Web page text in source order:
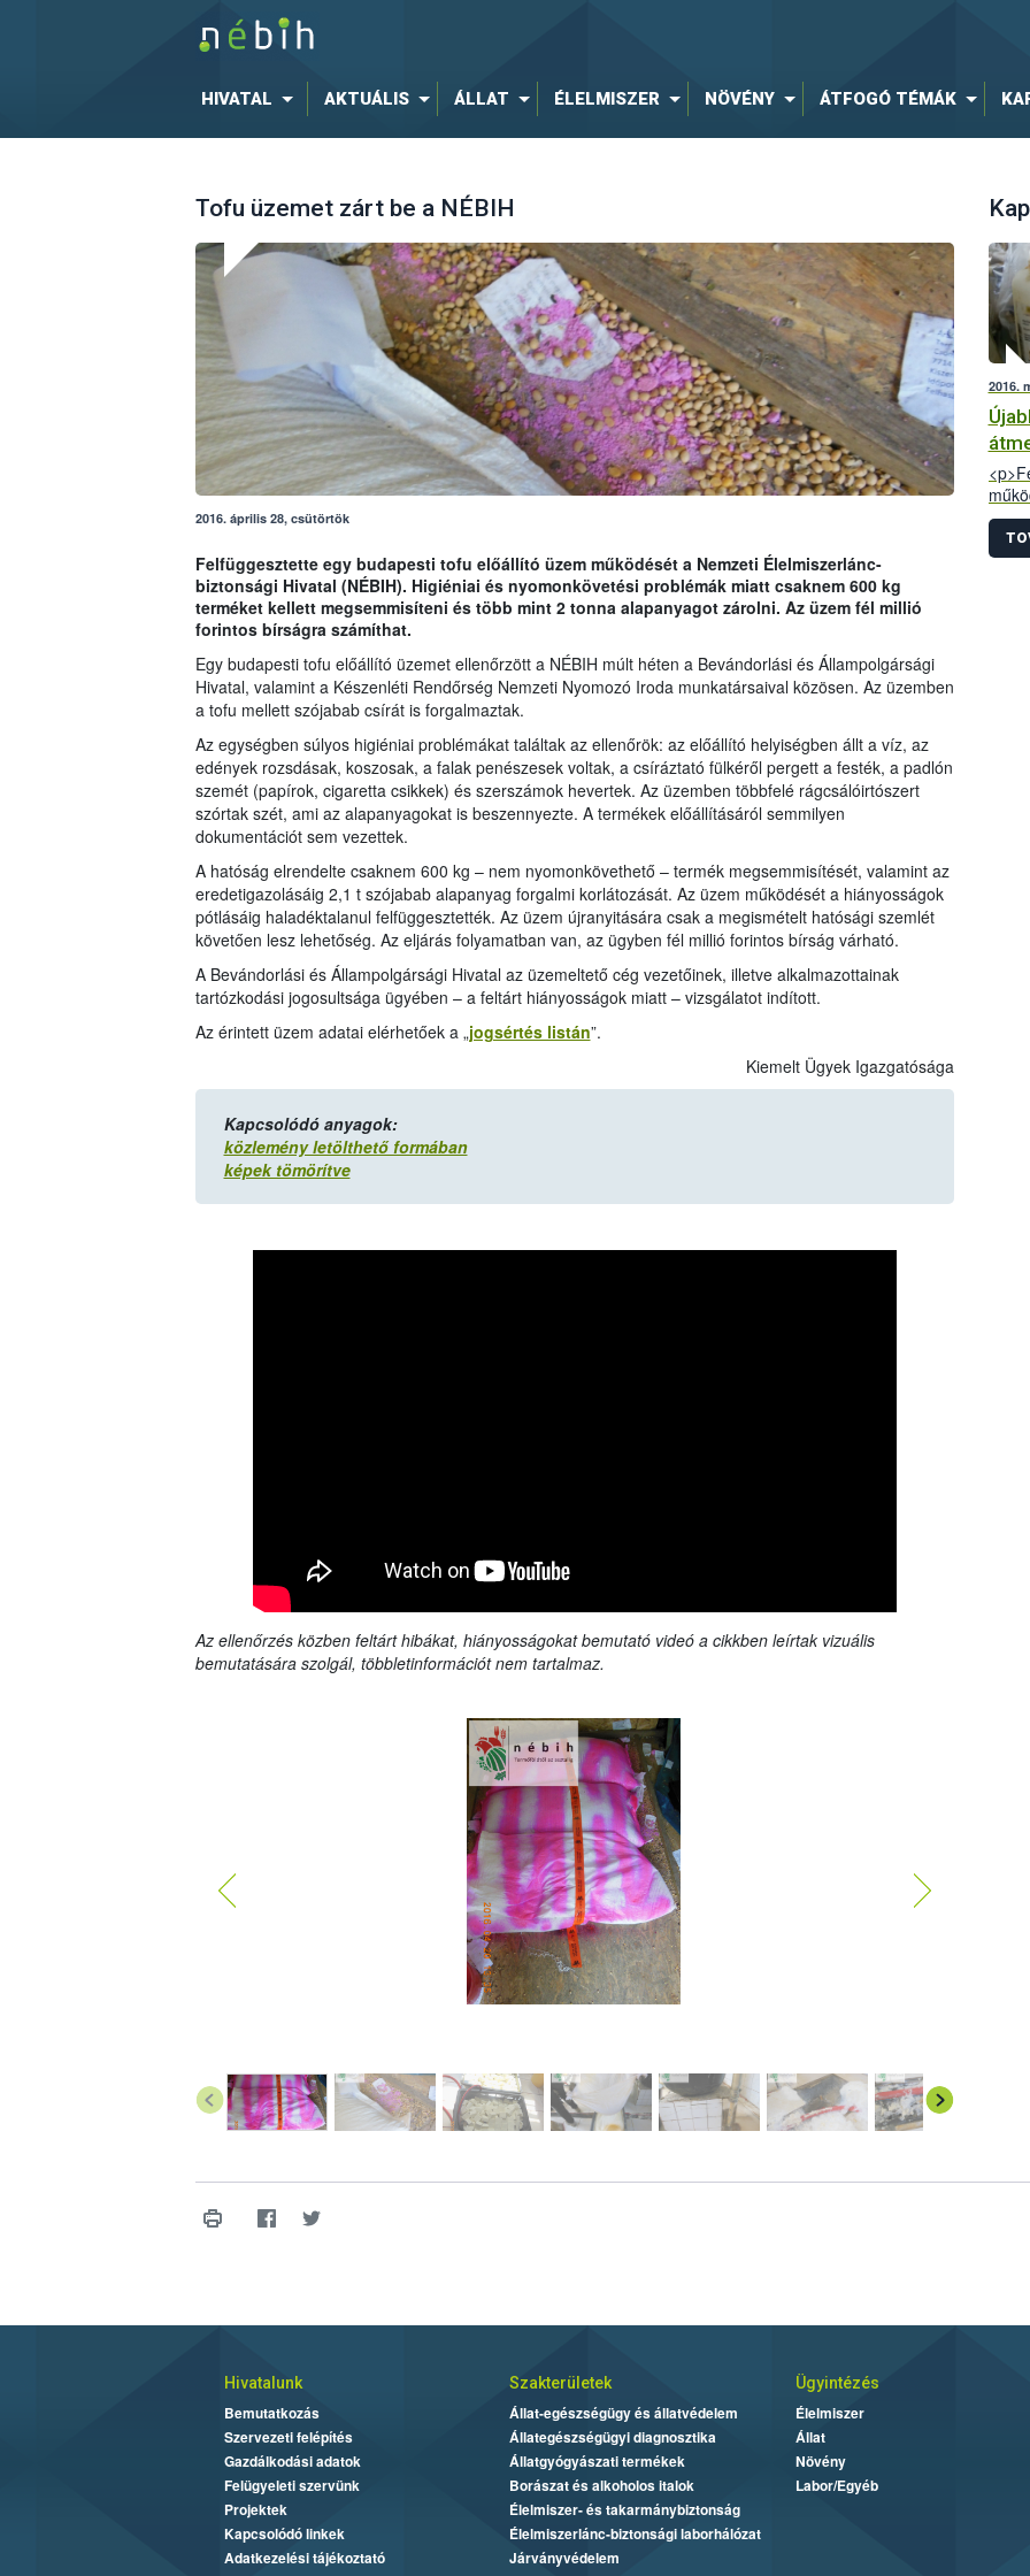
HIVATAL AKTUÁLIS ÁLLAT ÉLELMISZER NÖVÉNY ÁTFOGÓ TÉMÁK
Tofu üzemet zárt be a NÉBIH
2016. április 28, csütörtök
Felfüggesztette egy budapesti tofu előállító üzem működését a Nemzeti Élelmiszerlánc-
biztonsági Hivatal (NÉBIH). Higiéniai és nyomonkövetési problémák miatt csaknem 600 kg
terméket kellett megsemmisíteni és több mint 2 tonna alapanyagot zárolni. Az üzem fél millió
forintos bírságra számíthat.
Egy budapesti tofu előállító üzemet ellenőrzött a NÉBIH múlt héten a Bevándorlási és Állampolgársági
Hivatal, valamint a Készenléti Rendőrség Nemzeti Nyomozó Iroda munkatársaival közösen. Az üzemben
a tofu mellett szójabab csírát is forgalmaztak.
Az egységben súlyos higiéniai problémákat találtak az ellenőrök: az előállító helyiségben állt a víz, az
edények rozsdásak, koszosak, a falak penészesek voltak, a csíráztató fülkéről pergett a festék, a padlón
szemét (papírok, cigaretta csikkek) és szerszámok hevertek. Az üzemben többfelé rágcsálóirtószert
szórtak szét, ami az alapanyagokat is beszennyezte. A termékek előállításáról semmilyen
dokumentációt sem vezettek.
A hatóság elrendelte csaknem 600 kg – nem nyomonkövethető – termék megsemmisítését, valamint az
eredetigazolásáig 2,1 t szójabab alapanyag forgalmi korlátozását. Az üzem működését a hiányosságok
pótlásáig haladéktalanul felfüggesztették. Az üzem újranyitására csak a megismételt hatósági szemlét
követően lesz lehetőség. Az eljárás folyamatban van, az ügyben fél millió forintos bírság várható.
A Bevándorlási és Állampolgársági Hivatal az üzemeltető cég vezetőinek, illetve alkalmazottainak
tartózkodási jogosultsága ügyében – a feltárt hiányosságok miatt – vizsgálatot indított.
Az érintett üzem adatai elérhetőek a „jogsértés listán”.
Kiemelt Ügyek Igazgatósága
Kapcsolódó anyagok:
közlemény letölthető formában
képek tömörítve
Az ellenőrzés közben feltárt hibákat, hiányosságokat bemutató videó a cikkben leírtak vizuális
bemutatására szolgál, többletinformációt nem tartalmaz.
2016.
Az
Hivatalunk
Bemutatkozás
Szervezeti felépítés
Gazdálkodási adatok
Felügyeleti szervünk
Projektek
Kapcsolódó linkek
Adatkezelési tájékoztató
Szakterületek
Állat-egészségügy és állatvédelem
Állategészségügyi diagnosztika
Állatgyógyászati termékek
Borászat és alkoholos italok
Élelmiszer- és takarmánybiztonság
Élelmiszerlánc-biztonsági laborhálózat
Járványvédelem
Ügyintézés
Élelmiszer
Állat
Növény
Labor/Egyéb